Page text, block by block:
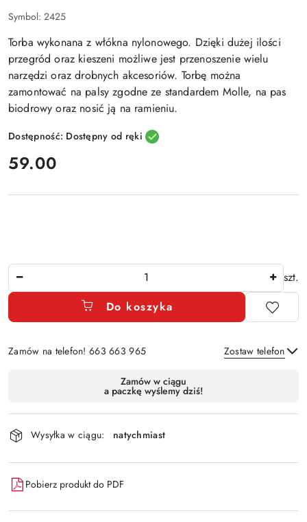
Symbol: 2425
Torba wykonana z włókna nylonowego. Dzięki dużej ilości
przegród oraz kieszeni możliwe jest przenoszenie wielu
narzędzi oraz drobnych akcesoriów. Torbę można
zamontować na palsy zgodne ze standardem Molle, na pas
biodrowy oraz nosić ją na ramieniu.
Dostępność: Dostępny od ręki
cena:
59.00
szt.
Do koszyka
Zamów na telefon! 663 663 965 Zostaw telefon
Wyślij
dostawa
Zamów w ciągu
a paczkę wyślemy dziś!
Wysyłka w ciągu: natychmiast
Pobierz produkt do PDF